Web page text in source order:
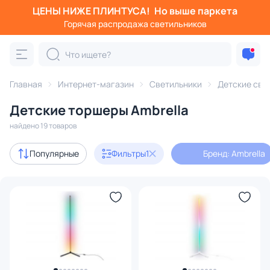
ЦЕНЫ НИЖЕ ПЛИНТУСА! Но выше паркета
Горячая распродажа светильников
Главная Интернет-магазин Светильники Детские
Детские торшеры Ambrella
найдено 19 товаров
Популярные Фильтры1 Бренд: Ambrella
Фильтры
Категория:
люстры бра ночники настольные лампы
Дизайнерский свет